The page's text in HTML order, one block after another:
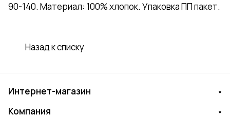
90-140. Материал: 100% хлопок. Упаковка ПП пакет.
Назад к списку
Интернет-магазин
Компания